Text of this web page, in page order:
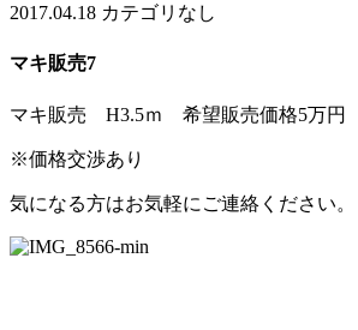
2017.04.18 カテゴリなし
マキ販売7
マキ販売 H3.5ｍ 希望販売価格5万円
※価格交渉あり
気になる方はお気軽にご連絡ください。